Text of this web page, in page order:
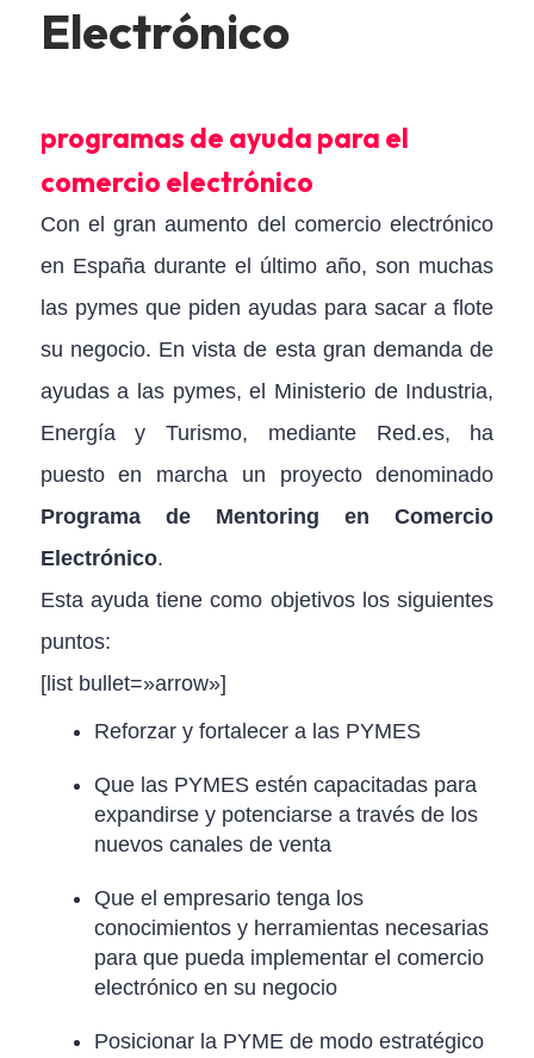
Electrónico
programas de ayuda para el
comercio electrónico
Con el gran aumento del comercio electrónico
en España durante el último año, son muchas
las pymes que piden ayudas para sacar a flote
su negocio. En vista de esta gran demanda de
ayudas a las pymes, el Ministerio de Industria,
Energía y Turismo, mediante Red.es, ha
puesto en marcha un proyecto denominado
Programa de Mentoring en Comercio
Electrónico.
Esta ayuda tiene como objetivos los siguientes
puntos:
[list bullet=»arrow»]
Reforzar y fortalecer a las PYMES
Que las PYMES estén capacitadas para
expandirse y potenciarse a través de los
nuevos canales de venta
Que el empresario tenga los
conocimientos y herramientas necesarias
para que pueda implementar el comercio
electrónico en su negocio
Posicionar la PYME de modo estratégico